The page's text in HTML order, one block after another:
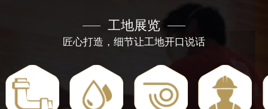
工地展览
匠心打造，细节让工地开口说话